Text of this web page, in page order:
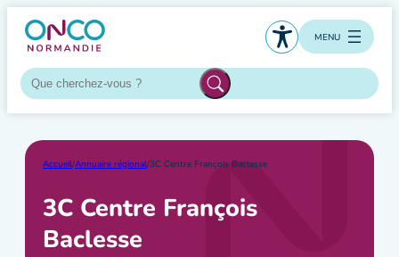
Aller
contenu
MENU
Accueil/Annuaire régional/3C Centre François Baclesse
3C Centre François
Baclesse